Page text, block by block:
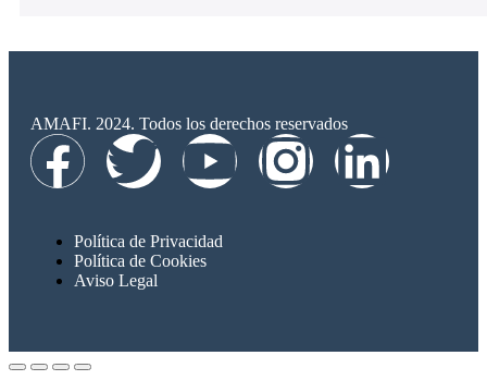
AMAFI. 2024. Todos los derechos reservados
Política de Privacidad
Política de Cookies
Aviso Legal